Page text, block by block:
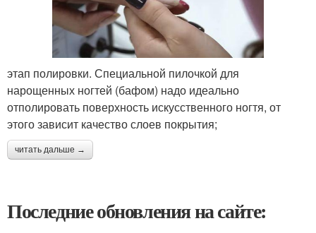
этап полировки. Специальной пилочкой для
нарощенных ногтей (бафом) надо идеально
отполировать поверхность искусственного ногтя, от
этого зависит качество слоев покрытия;
читать дальше →
Последние обновления на сайте: